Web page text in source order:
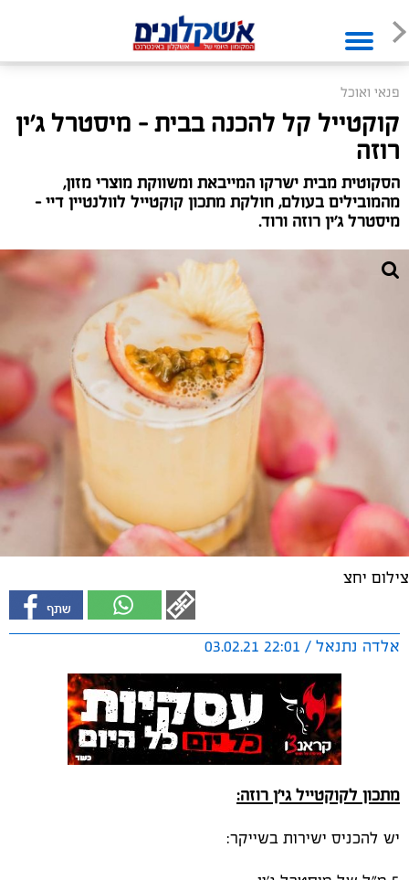
פנאי ואוכל
קוקטייל קל להכנה בבית - מיסטרל ג'ין
רוזה
הסקוטית מבית ישרקו המייבאת ומשווקת מוצרי מזון,
מהמובילים בעולם, חולקת מתכון קוקטייל לוולנטיין דיי -
מיסטרל ג'ין רוזה ורוד.
צילום יחצ
אלדה נתנאל / 22:01 03.02.21
מתכון לקוקטייל גי'ן רוזה:
יש להכניס ישירות בשייקר: